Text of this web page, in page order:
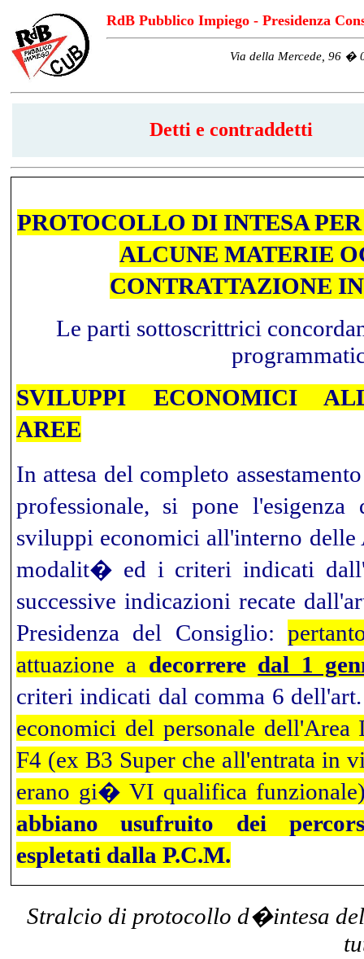
RdB Pubblico Impiego - Presidenza
Via della Mercede, 96 �
Detti e contraddetti
PROTOCOLLO DI INTESA
ALCUNE MATERIE
CONTRATTAZIONE
Le parti sottoscrittrici
SVILUPPI ECONOMICI
AREE
In attesa del completo
professionale, si pone
sviluppi economici all'interno
modalit� ed i criteri indicati
successive indicazioni recate
Presidenza del Consiglio:
attuazione a decorrere dal 1
criteri indicati dal comma 6
economici del personale dell'Area
F4 (ex B3 Super che all'entrata in
erano gi� VI qualifica
abbiano usufruito dei
espletati dalla P.C.M.
Stralcio di protocollo d�intesa